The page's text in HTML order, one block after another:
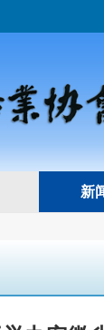
新